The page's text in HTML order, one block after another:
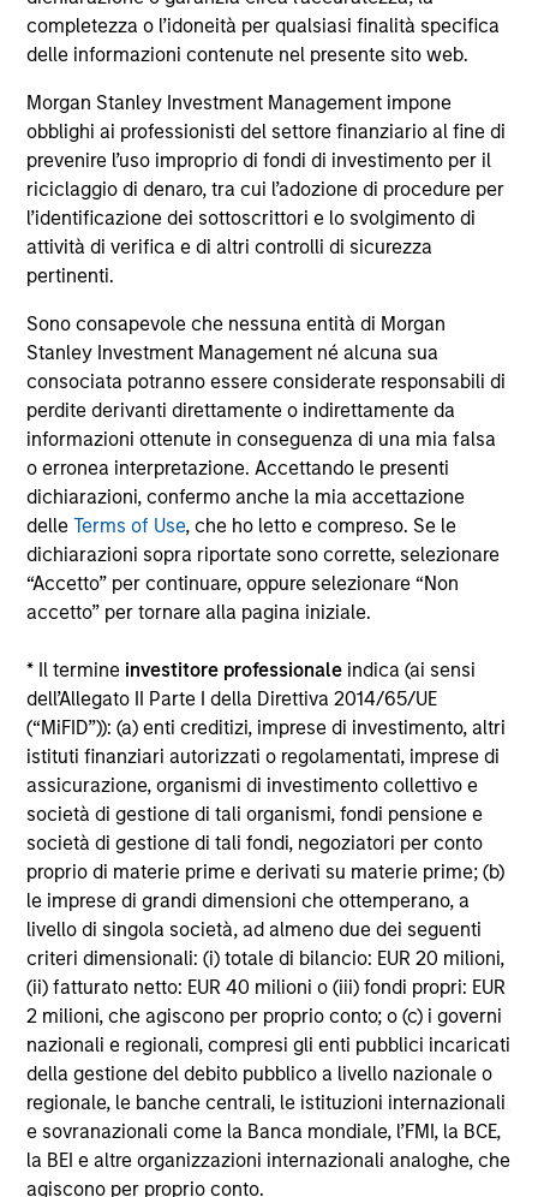
completezza o l’idoneità per qualsiasi finalità specifica
delle informazioni contenute nel presente sito web.
Morgan Stanley Investment Management impone
obblighi ai professionisti del settore finanziario al fine di
prevenire l’uso improprio di fondi di investimento per il
riciclaggio di denaro, tra cui l’adozione di procedure per
l’identificazione dei sottoscrittori e lo svolgimento di
attività di verifica e di altri controlli di sicurezza
pertinenti.
Sono consapevole che nessuna entità di Morgan
Stanley Investment Management né alcuna sua
consociata potranno essere considerate responsabili di
perdite derivanti direttamente o indirettamente da
informazioni ottenute in conseguenza di una mia falsa
o erronea interpretazione. Accettando le presenti
dichiarazioni, confermo anche la mia accettazione
delleTerms of Use, che ho letto e compreso. Se le
dichiarazioni sopra riportate sono corrette, selezionare
“Accetto” per continuare, oppure selezionare “Non
accetto” per tornare alla pagina iniziale.
* Il termine investitore professionale indica (ai sensi
dell’Allegato II Parte I della Direttiva 2014/65/UE
(“MiFID”)): (a) enti creditizi, imprese di investimento, altri
istituti finanziari autorizzati o regolamentati, imprese di
assicurazione, organismi di investimento collettivo e
società di gestione di tali organismi, fondi pensione e
società di gestione di tali fondi, negoziatori per conto
proprio di materie prime e derivati su materie prime; (b)
le imprese di grandi dimensioni che ottemperano, a
livello di singola società, ad almeno due dei seguenti
criteri dimensionali: (i) totale di bilancio: EUR 20 milioni,
(ii) fatturato netto: EUR 40 milioni o (iii) fondi propri: EUR
2 milioni, che agiscono per proprio conto; o (c) i governi
nazionali e regionali, compresi gli enti pubblici incaricati
della gestione del debito pubblico a livello nazionale o
regionale, le banche centrali, le istituzioni internazionali
e sovranazionali come la Banca mondiale, l’FMI, la BCE,
la BEI e altre organizzazioni internazionali analoghe, che
agiscono per proprio conto.
Atlanta Capital High Quality Focused
Growth
Guided by a conservative large-cap growth
discipline that seeks to invest in companies
with a demonstrated history of consistent
growth and stability in earnings with equities
selling below intrinsic value.
Atlanta Capital High Quality Growth Plus
Guided by a conservative large-cap growth
discipline that seeks to invest in companies
with a demonstrated history of consistent
growth and stability in earnings with equities
selling below intrinsic value.
Approfondimenti correlati
ARTICOLO
Why Quality Stocks Still Matter in
Today’s Market
Quality stocks have lagged in recent years, but
history suggests durable businesses with
strong fundamentals remain well positioned to
create long-term shareholder value.